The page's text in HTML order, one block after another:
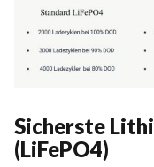
Sicherste
(LiFePO4)